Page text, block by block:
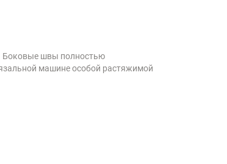
Боковые швы полностью
машине особой растяжимой